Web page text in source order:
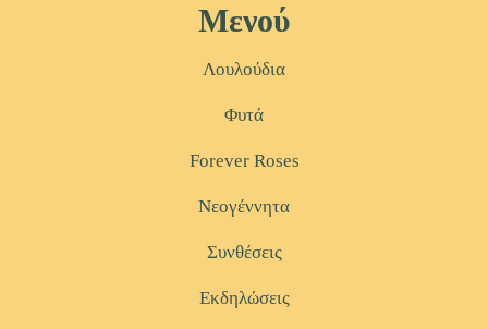
Μενού
Λουλούδια
Φυτά
Forever Roses
Νεογέννητα
Συνθέσεις
Εκδηλώσεις